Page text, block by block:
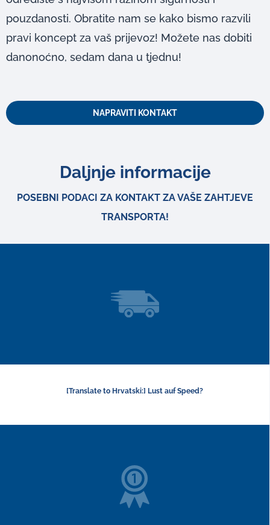
pouzdanosti. Obratite nam se kako bismo razvili
pravi koncept za vaš prijevoz! Možete nas dobiti
danonoćno, sedam dana u tjednu!
NAPRAVITI KONTAKT
Daljnje informacije
POSEBNI PODACI ZA KONTAKT ZA VAŠE ZAHTJEVE
TRANSPORTA!
[Translate to Hrvatski:] Lust auf Speed?